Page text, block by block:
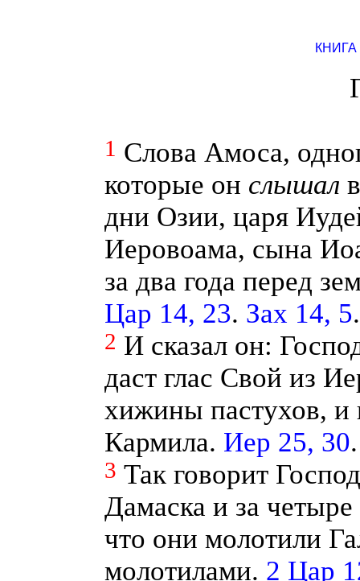
1 Слова Амоса,
которые он слышал
дни Озии, царя
Иеровоама, сына
за два года перед
Цар 14, 23. Зах 14, 5.
2 И сказал он:
даст глас Свой из
хижины пастухов, и
Кармила. Иер 25, 30
3 Так говорит
Дамаска и за
что они молотили
молотилами. 2 Цар